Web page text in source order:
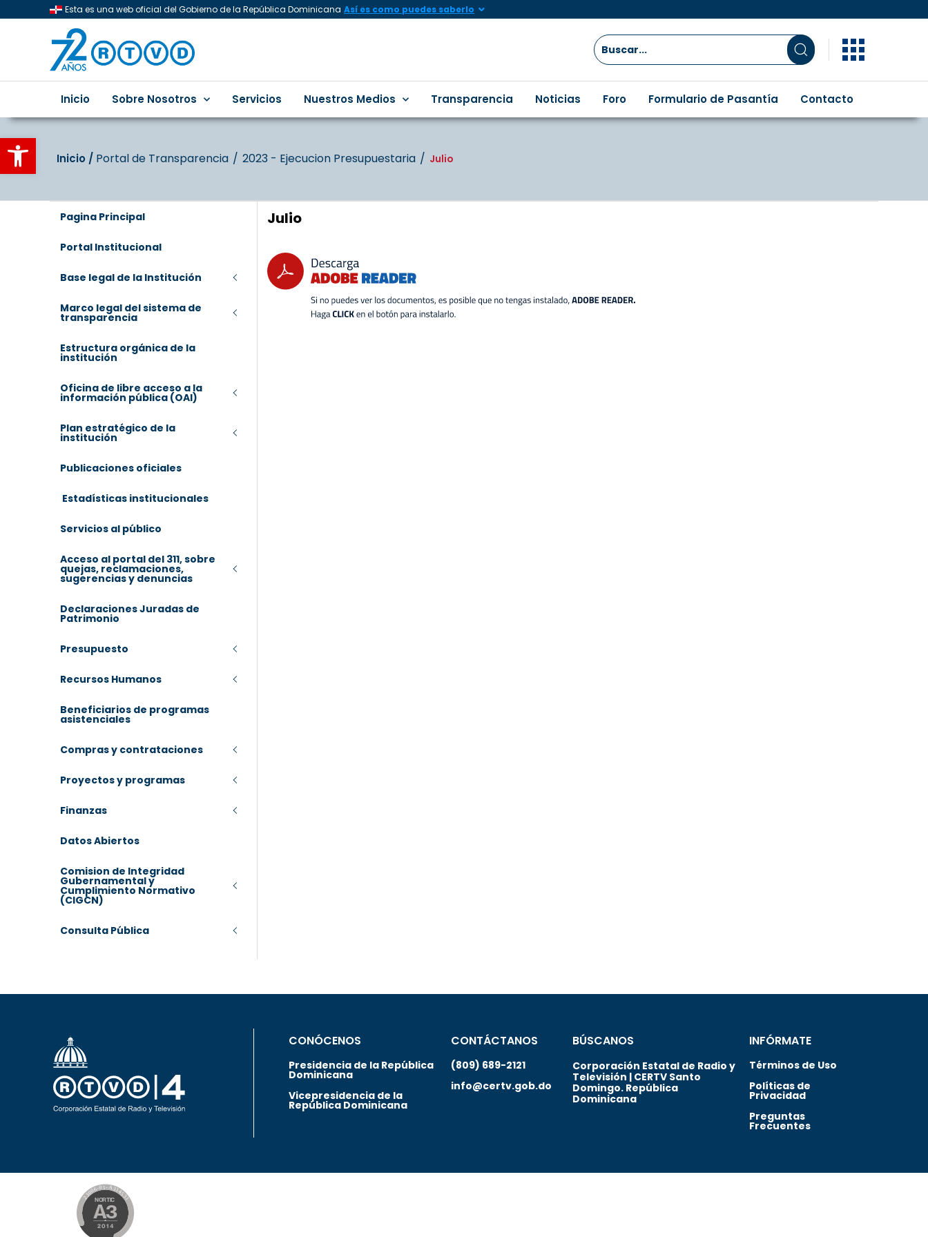
Abrir barra de herramientas
Esta es una web oficial del Gobierno de la República Dominicana Así es como puedes saberlo
Inicio Sobre Nosotros Servicios Nuestros Medios Transparencia Noticias Foro Formulario de Pasantía Contacto
Inicio‎‎ /‎ ‎ Portal de Transparencia 2023 - Ejecucion Presupuestaria Julio
Pagina Principal
Portal Institucional
Base legal de la Institución
Marco legal del sistema de
transparencia
Estructura orgánica de la
institución
Oficina de libre acceso a la
información pública (OAI)
Plan estratégico de la
institución
Publicaciones oficiales
Estadísticas institucionales
Servicios al público
Acceso al portal del 311, sobre
quejas, reclamaciones,
sugerencias y denuncias
Declaraciones Juradas de
Patrimonio
Presupuesto
Recursos Humanos
Beneficiarios de programas
asistenciales
Compras y contrataciones
Proyectos y programas
Finanzas
Datos Abiertos
Comision de Integridad
Gubernamental y
Cumplimiento Normativo
(CIGCN)
Consulta Pública
Julio
CONÓCENOS
Presidencia de la República
Dominicana
Vicepresidencia de la
República Dominicana
CONTÁCTANOS
(809) 689-2121
info@certv.gob.do
BÚSCANOS
Corporación Estatal de Radio y
Televisión | CERTV Santo
Domingo. República
Dominicana
INFÓRMATE
Términos de Uso
Políticas de
Privacidad
Preguntas
Frecuentes